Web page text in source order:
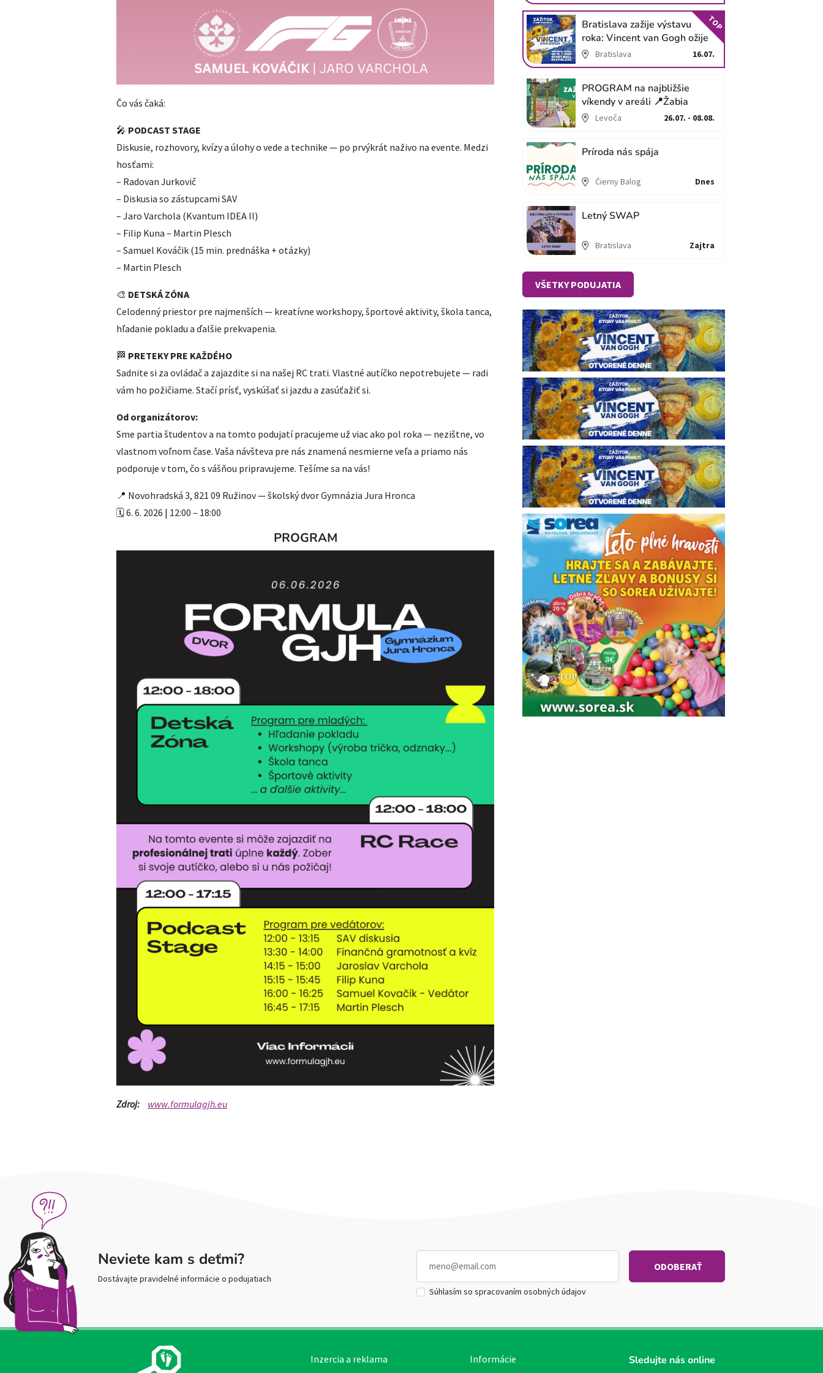
Čo vás čaká:
🎤 PODCAST STAGE
Diskusie, rozhovory, kvízy a úlohy o vede a technike — po prvýkrát naživo na evente. Medzi
hosťami:
– Radovan Jurkovič
– Diskusia so zástupcami SAV
– Jaro Varchola (Kvantum IDEA II)
– Filip Kuna – Martin Plesch
– Samuel Kováčik (15 min. prednáška + otázky)
– Martin Plesch
🎨 DETSKÁ ZÓNA
Celodenný priestor pre najmenších — kreatívne workshopy, športové aktivity, škola tanca,
hľadanie pokladu a ďalšie prekvapenia.
🏁 PRETEKY PRE KAŽDÉHO
Sadnite si za ovládač a zajazdite si na našej RC trati. Vlastné autíčko nepotrebujete — radi
vám ho požičiame. Stačí prísť, vyskúšať si jazdu a zasúťažiť si.
Od organizátorov:
Sme partia študentov a na tomto podujatí pracujeme už viac ako pol roka — nezištne, vo
vlastnom voľnom čase. Vaša návšteva pre nás znamená nesmierne veľa a priamo nás
podporuje v tom, čo s vášňou pripravujeme. Tešíme sa na vás!
📍 Novohradská 3, 821 09 Ružinov — školský dvor Gymnázia Jura Hronca
🗓️ 6. 6. 2026 | 12:00 – 18:00
PROGRAM
Zdroj: www.formulagjh.eu
Bratislava zažije výstavu
roka: Vincent van Gogh ožije
v unikátnej imerzívnej šou!
Bratislava 16.07.
TOP
PROGRAM na najbližšie
víkendy v areáli 📍Žabia
cestaLevoča 26.07. - 08.08.
Príroda nás spája
Čierny Balog Dnes
Letný SWAP
Bratislava Zajtra
VŠETKY PODUJATIA
Neviete kam s deťmi?
Dostávajte pravidelné informácie o podujatiach
Súhlasím so spracovaním osobných údajov
Inzercia a reklama Informácie Sledujte nás online